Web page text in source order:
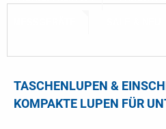
TASCHENLUPEN &
KOMPAKTE LUPEN FÜR